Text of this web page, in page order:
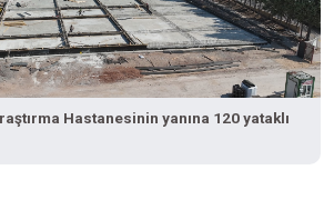
Hastanesinin yanına 120 yataklı